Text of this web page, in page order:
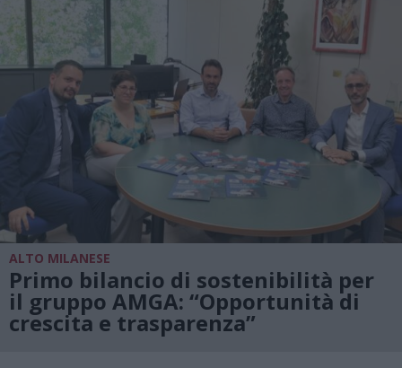
ALTO MILANESE
Primo bilancio di sostenibilità per
il gruppo AMGA: “Opportunità di
crescita e trasparenza”